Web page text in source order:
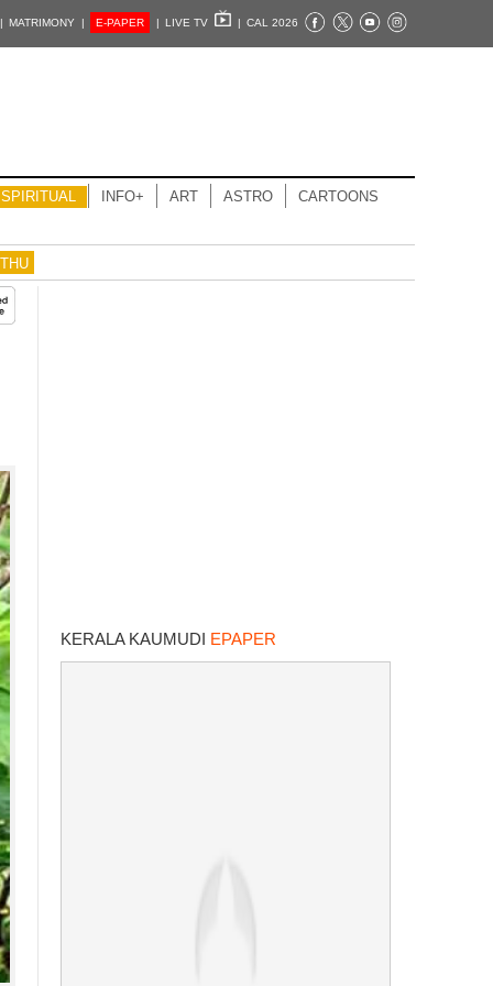
MATRIMONY | E-PAPER | LIVE TV | CAL 2026
SPIRITUAL INFO+ ART ASTRO CARTOONS
KERALA KAUMUDI EPAPER